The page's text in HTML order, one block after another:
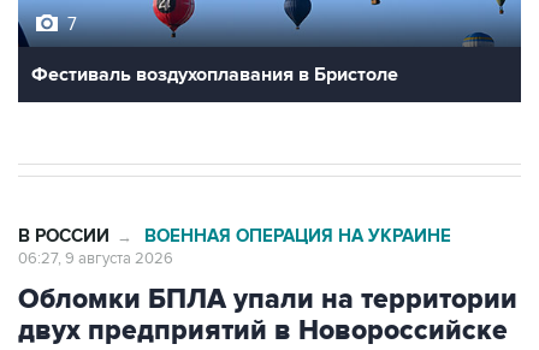
7
Фестиваль воздухоплавания в Бристоле
В РОССИИ → ВОЕННАЯ ОПЕРАЦИЯ НА УКРАИНЕ
06:27, 9 августа 2026
Обломки БПЛА упали на территории
двух предприятий в Новороссийске